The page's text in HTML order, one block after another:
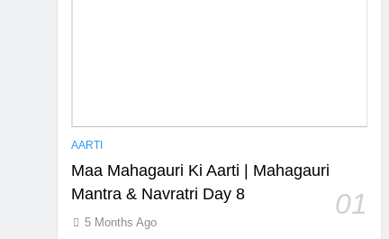
AARTI
Maa Mahagauri Ki Aarti | Mahagauri
Mantra & Navratri Day 8
01
5 Months Ago